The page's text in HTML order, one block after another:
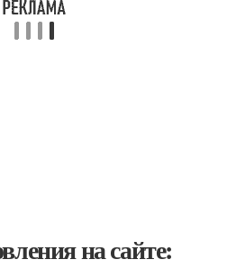
на сайте: